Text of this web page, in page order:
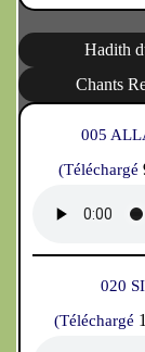
Hadith
Chants
005
(Téléchargé
020
(Téléchargé